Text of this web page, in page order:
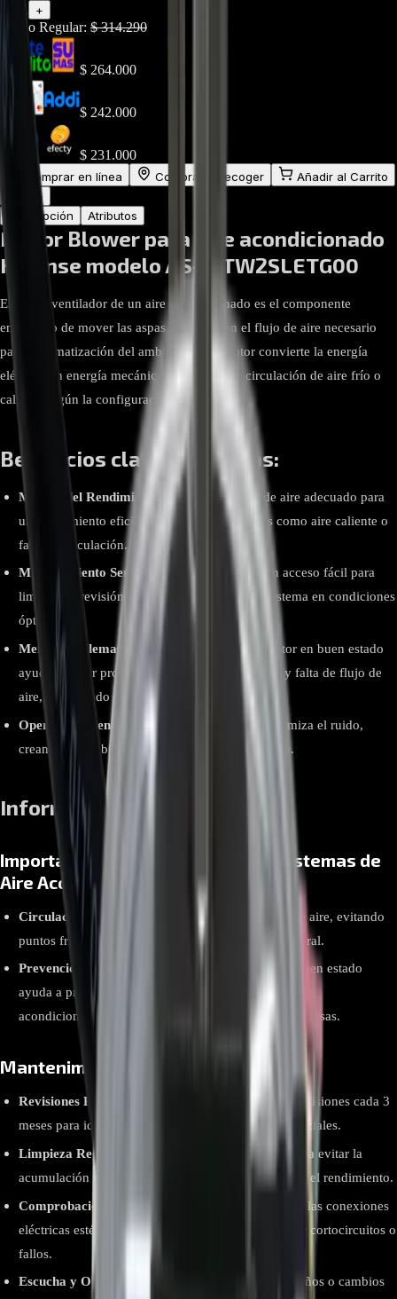
+
Precio Regular: $314.290
$ 264.000
$ 242.000
$ 231.000
Comprar en línea Comprar y Recoger
Añadir al Carrito
+
Descripción
Atributos
Motor Blower para aire acondicionado
Hisense modelo AS-12TW2SLETG00
El motor ventilador de un aire acondicionado es el componente
encargado de mover las aspas que generan el flujo de aire necesario
para la climatización del ambiente. Este motor convierte la energía
eléctrica en energía mecánica, facilitando la circulación de aire frío o
caliente según la configuración del sistema.
Beneficios clave y ventajas:
Mejora del Rendimiento:
Asegura un flujo de aire adecuado para
un enfriamiento eficiente, evitando problemas como aire caliente o
falta de circulación.
Mantenimiento Sencillo:
Su diseño permite un acceso fácil para
limpieza y revisión, ayudando a mantener el sistema en condiciones
óptimas.
Menos Problemas de Funcionamiento:Un motor en buen estado
ayuda a evitar problemas como ruidos extraños y falta de flujo de
aire, asegurando un funcionamiento confiable.
Operación Silenciosa:
Su diseño avanzado minimiza el ruido,
creando un ambiente más tranquilo y confortable.
Información relevante
Importancia del Motor Blower en Sistemas de
Aire Acondicionado
Circulación de Aire:
Asegura un flujo adecuado de aire, evitando
puntos fríos o calientes y mejorando el confort general.
Prevención de Problemas:
Mantener el motor en buen estado
ayuda a prevenir fallos en otros componentes del aire
acondicionado, lo que puede evitar reparaciones costosas.
Mantenimiento del Motor Blower
Revisiones Periódicas:
Es recomendable realizar revisiones cada 3
meses para identificar y solucionar problemas potenciales.
Limpieza Regular:
Limpiar el motor y las aspas para evitar la
acumulación de polvo y suciedad que puede afectar el rendimiento.
Comprobación de Conexiones:
Verificar que todas las conexiones
eléctricas estén seguras y en buen estado para evitar cortocircuitos o
fallos.
Escucha y Observa:
Prestar atención a ruidos extraños o cambios